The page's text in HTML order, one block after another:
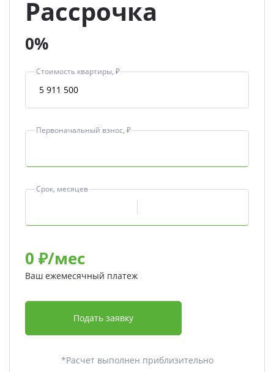
Рассрочка
0%
Стоимость квартиры, ₽
Первоначальный взнос, ₽
Срок, месяцев
0 ₽/мес
Ваш ежемесячный платеж
Подать заявку
*Расчет выполнен приблизительно